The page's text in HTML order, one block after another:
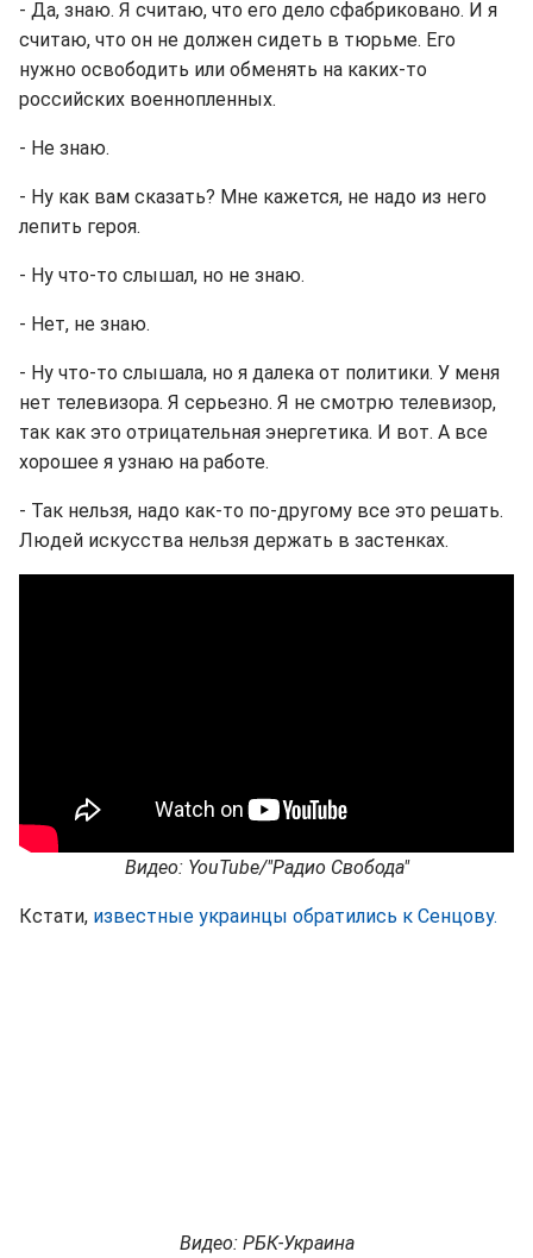
- Да, знаю. Я считаю, что его дело сфабриковано. И я
считаю, что он не должен сидеть в тюрьме. Его
нужно освободить или обменять на каких-то
российских военнопленных.
- Не знаю.
- Ну как вам сказать? Мне кажется, не надо из него
лепить героя.
- Ну что-то слышал, но не знаю.
- Нет, не знаю.
- Ну что-то слышала, но я далека от политики. У меня
нет телевизора. Я серьезно. Я не смотрю телевизор,
так как это отрицательная энергетика. И вот. А все
хорошее я узнаю на работе.
- Так нельзя, надо как-то по-другому все это решать.
Людей искусства нельзя держать в застенках.
Видео: YouTube/"Радио Свобода"
Кстати, известные украинцы обратились к Сенцову.
Видео: РБК-Украина